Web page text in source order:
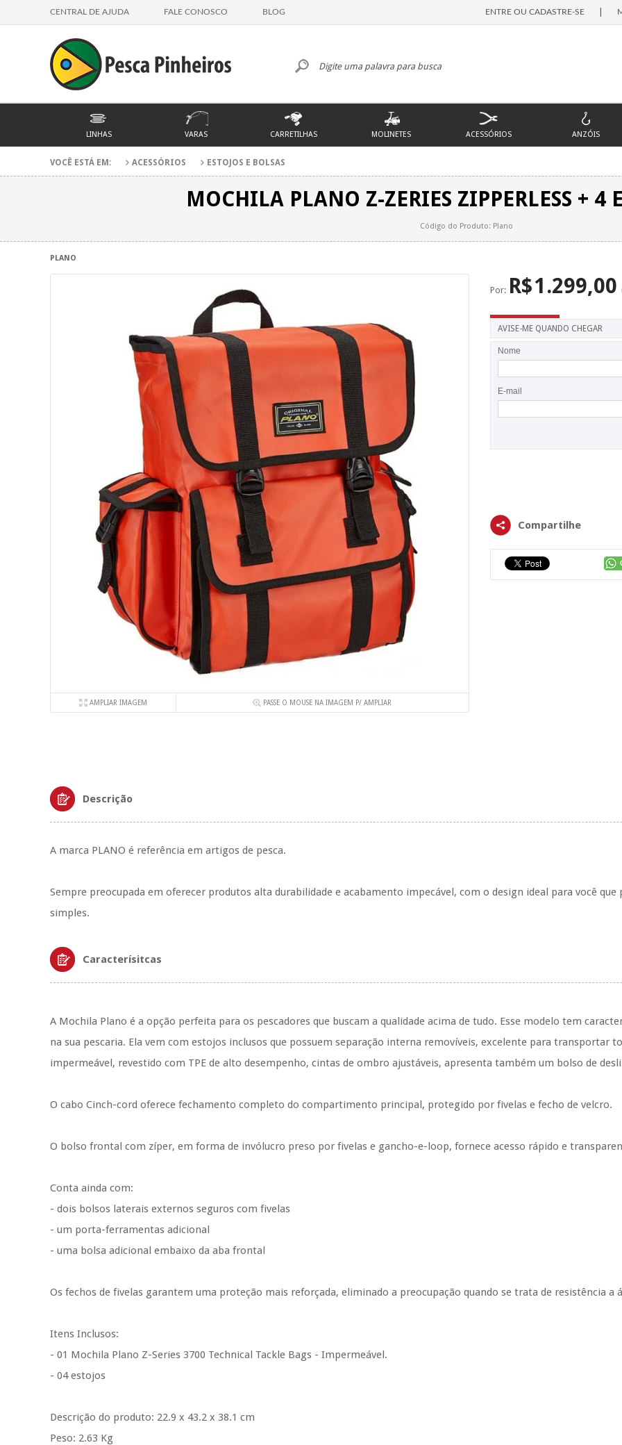
CENTRAL DE AJUDA FALE CONOSCO BLOG ENTRE OU CADASTRE-SE
LINHAS VARAS CARRETILHAS MOLINETES ACESSÓRIOS ANZÓIS
VOCÊ ESTÁ EM: ACESSÓRIOS ESTOJOS E BOLSAS
MOCHILA PLANO Z-ZERIES ZIPPERLESS + 4
Código do Produto: Plano
PLANO
AMPLIAR IMAGEM PASSE O MOUSE NA IMAGEM P/ AMPLIAR
Por: R$1.299,00
AVISE-ME QUANDO CHEGAR
Nome
E-mail
Compartilhe
Descrição
A marca PLANO é referência em artigos de pesca.
Sempre preocupada em oferecer produtos alta durabilidade e acabamento impecável, com o design ideal para você
simples.
Caracterísitcas
A Mochila Plano é a opção perfeita para os pescadores que buscam a qualidade acima de tudo. Esse modelo tem
na sua pescaria. Ela vem com estojos inclusos que possuem separação interna removíveis, excelente para transportar
impermeável, revestido com TPE de alto desempenho, cintas de ombro ajustáveis, apresenta também um bolso de
O cabo Cinch-cord oferece fechamento completo do compartimento principal, protegido por fivelas e fecho de velcro.
O bolso frontal com zíper, em forma de invólucro preso por fivelas e gancho-e-loop, fornece acesso rápido e
Conta ainda com:
- dois bolsos laterais externos seguros com fivelas
- um porta-ferramentas adicional
- uma bolsa adicional embaixo da aba frontal
Os fechos de fivelas garantem uma proteção mais reforçada, eliminado a preocupação quando se trata de resistência a
Itens Inclusos:
- 01 Mochila Plano Z-Series 3700 Technical Tackle Bags - Impermeável.
- 04 estojos
Descrição do produto: 22.9 x 43.2 x 38.1 cm
Peso: 2.63 Kg